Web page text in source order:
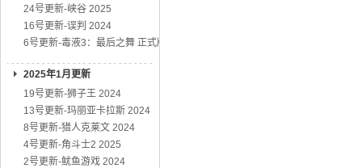
24号更新-峡谷 2025
16号更新-误判 2024
6号更新-毒液3：最后之舞 正式版
2025年1月更新
19号更新-狮子王 2024
13号更新-玛丽亚卡拉斯 2024
8号更新-猎人克莱文 2024
4号更新-角斗士2 2025
2号更新-鱿鱼游戏 2024